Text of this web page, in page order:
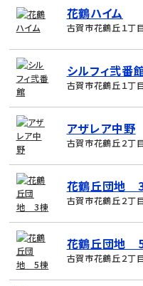
花鶴ハイム
古賀市花鶴丘１丁
シルフィ弐番
古賀市花鶴丘１丁
アザレア中野
古賀市花鶴丘２丁
花鶴丘団地
古賀市花鶴丘２丁
花鶴丘団地
古賀市花鶴丘２丁